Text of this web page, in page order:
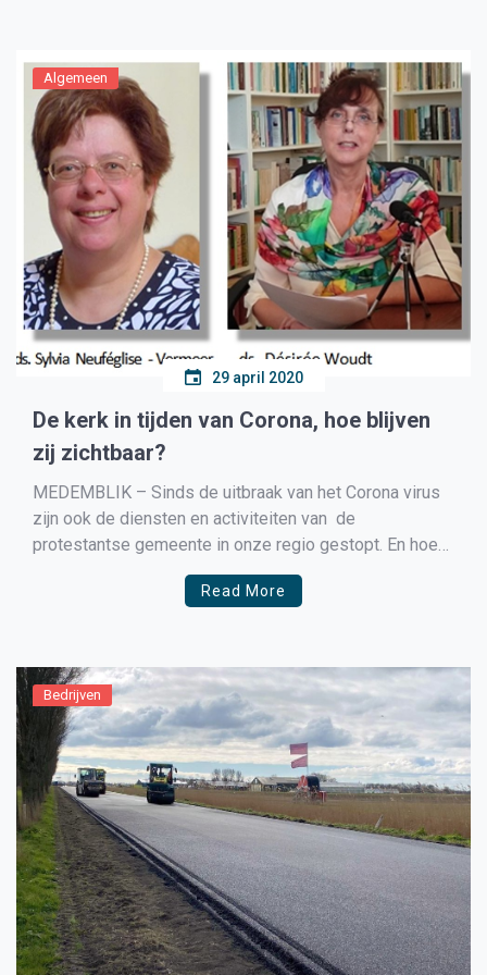
Algemeen
29 april 2020
De kerk in tijden van Corona, hoe blijven
zij zichtbaar?
MEDEMBLIK – Sinds de uitbraak van het Corona virus
zijn ook de diensten en activiteiten van de
protestantse gemeente in onze regio gestopt. En hoe
blijven we als kerk dan zichtbaar en betrokken bij onze
gemeenteleden? Hoe kun je mensen nog bezoeken,
Read More
Bedrijven